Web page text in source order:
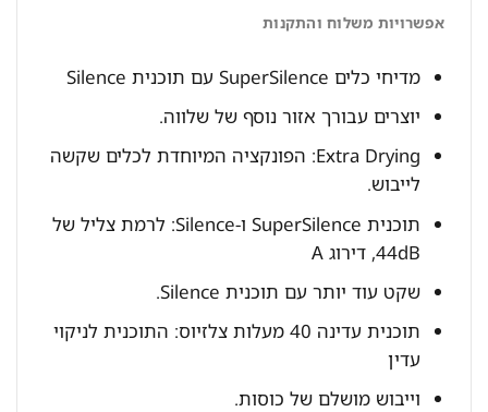
אפשרויות משלוח והתקנות
מדיחי כלים SuperSilence עם תוכנית Silence
יוצרים עבורך אזור נוסף של שלווה.
Extra Drying: הפונקציה המיוחדת לכלים שקשה
לייבוש.
תוכנית SuperSilence ו-Silence: לרמת צליל של
44dB, דירוג A
שקט עוד יותר עם תוכנית Silence.
תוכנית עדינה 40 מעלות צלזיוס: התוכנית לניקוי
עדין
וייבוש מושלם של כוסות.